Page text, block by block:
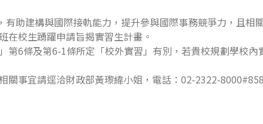
助建構與國際接軌能力，提升參與國際事務競爭力，且相
在校生踴躍申請旨揭實習生計畫。
6條及第6-1條所定「校外實習」有別，若貴校規劃學校內
關事宜請逕洽財政部黃瓈緯小姐，電話：02-2322-